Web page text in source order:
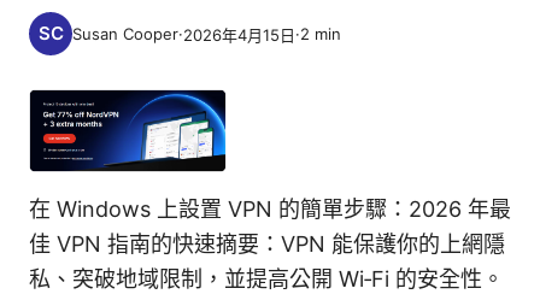
Susan Cooper·2026年4月15日·2 min
在 Windows 上設置 VPN 的簡單步驟：2026 年最
佳 VPN 指南的快速摘要：VPN 能保護你的上網隱
私、突破地域限制，並提高公開 Wi‑Fi 的安全性。